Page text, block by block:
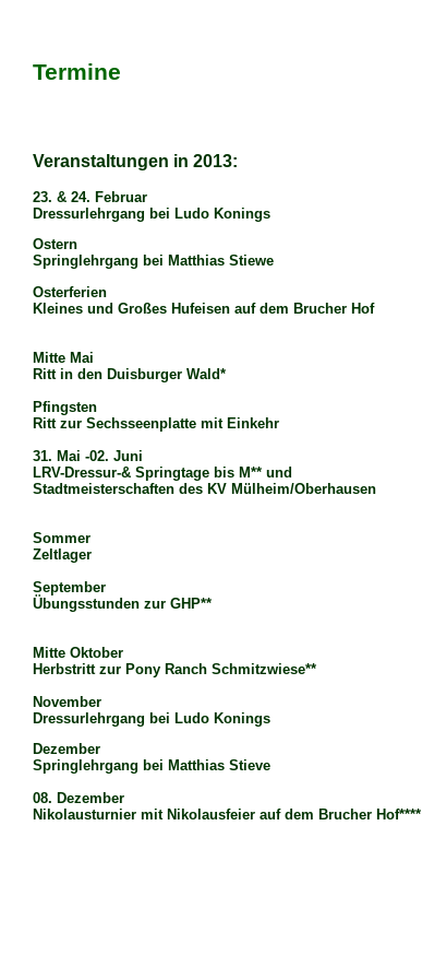
Termine
Veranstaltungen in 2013:
23. & 24. Februar
Dressurlehrgang bei Ludo Konings
Ostern
Springlehrgang bei Matthias Stiewe
Osterferien
Kleines und Großes Hufeisen auf dem Brucher Hof
Mitte Mai
Ritt in den Duisburger Wald*
Pfingsten
Ritt zur Sechsseenplatte mit Einkehr
31. Mai -02. Juni
LRV-Dressur-& Springtage bis M** und
Stadtmeisterschaften des KV Mülheim/Oberhausen
Sommer
Zeltlager
September
Übungsstunden zur GHP**
Mitte Oktober
Herbstritt zur Pony Ranch Schmitzwiese**
November
Dressurlehrgang bei Ludo Konings
Dezember
Springlehrgang bei Matthias Stieve
08. Dezember
Nikolausturnier mit Nikolausfeier auf dem Brucher Hof****